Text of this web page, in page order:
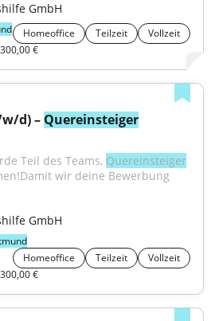
GmbH
Homeoffice Teilzeit
Vollzeit
€
d) – Quereinsteiger
Teil des Teams, Quereinsteiger
wir deine Bewerbung
GmbH
Homeoffice
Teilzeit
Vollzeit
€